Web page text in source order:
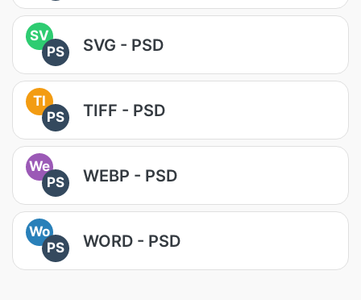
SV
PS
SVG - PSD
TI
PS
TIFF - PSD
We
PS
WEBP - PSD
Wo
PS
WORD - PSD